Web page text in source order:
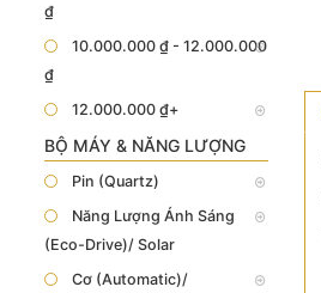
₫
10.000.000 ₫ - 12.000.000
₫
12.000.000 ₫+
BỘ MÁY & NĂNG LƯỢNG
Pin (Quartz)
Năng Lượng Ánh Sáng
(Eco-Drive)/ Solar
Cơ (Automatic)/